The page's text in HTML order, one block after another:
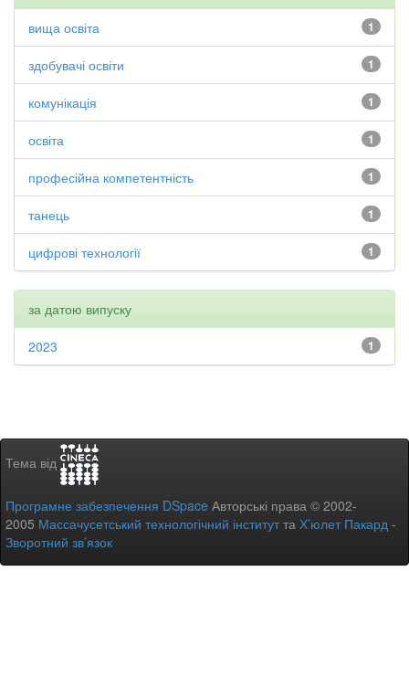
1
вища освіта
1
здобувачі освіти
1
комунікація
1
освіта
1
професійна компетентність
1
танець
1
цифрові технології
за датою випуску
1
2023
Тема від
Програмне забезпечення DSpace Авторські права © 2002-
2005 Массачусетський технологічний інститутта Х’юлет Пакард -
Зворотний зв’язок